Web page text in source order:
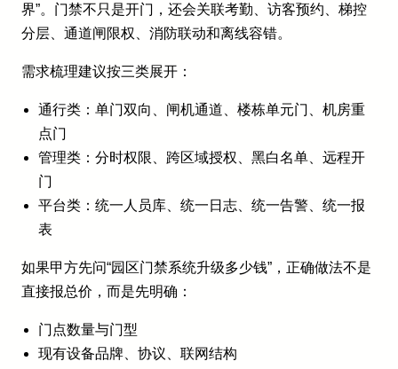
界”。门禁不只是开门，还会关联考勤、访客预约、梯控
分层、通道闸限权、消防联动和离线容错。
需求梳理建议按三类展开：
通行类：单门双向、闸机通道、楼栋单元门、机房重
点门
管理类：分时权限、跨区域授权、黑白名单、远程开
门
平台类：统一人员库、统一日志、统一告警、统一报
表
如果甲方先问“园区门禁系统升级多少钱”，正确做法不是
直接报总价，而是先明确：
门点数量与门型
现有设备品牌、协议、联网结构